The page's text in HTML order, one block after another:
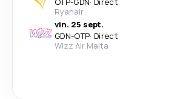
Ryanair
vin. 25 sept.
GDN-OTP· Direct
Wizz Air Malta